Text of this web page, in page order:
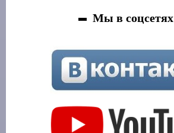
Мы в соцсетях